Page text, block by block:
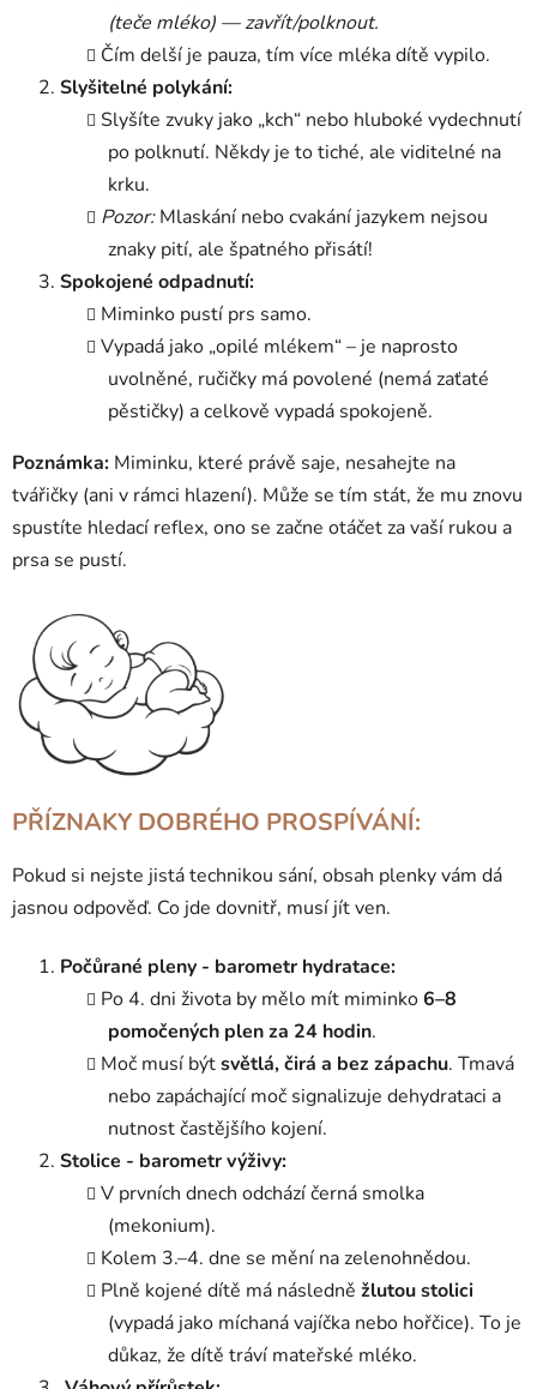
(teče mléko) — zavřít/polknout.
Čím delší je pauza, tím více mléka dítě vypilo.
Slyšitelné polykání:
Slyšíte zvuky jako „kch“ nebo hluboké vydechnutí
po polknutí. Někdy je to tiché, ale viditelné na
krku.
Pozor:Mlaskání nebo cvakání jazykem nejsou
znaky pití, ale špatného přisátí!
Spokojené odpadnutí:
Miminko pustí prs samo.
Vypadá jako „opilé mlékem“ – je naprosto
uvolněné, ručičky má povolené (nemá zaťaté
pěstičky) a celkově vypadá spokojeně.
Poznámka: Miminku, které právě saje, nesahejte na
tvářičky (ani v rámci hlazení). Může se tím stát, že mu znovu
spustíte hledací reflex, ono se začne otáčet za vaší rukou a
prsa se pustí.
PŘÍZNAKY DOBRÉHO PROSPÍVÁNÍ:
Pokud si nejste jistá technikou sání, obsah plenky vám dá
jasnou odpověď. Co jde dovnitř, musí jít ven.
Počůrané pleny - barometr hydratace:
Po 4. dni života by mělo mít miminko6–8
pomočených plen za 24 hodin.
Moč musí býtsvětlá, čirá a bez zápachu. Tmavá
nebo zapáchající moč signalizuje dehydrataci a
nutnost častějšího kojení.
Stolice - barometr výživy:
V prvních dnech odchází černá smolka
(mekonium).
Kolem 3.–4. dne se mění na zelenohnědou.
Plně kojené dítě má následně žlutou stolici
(vypadá jako míchaná vajíčka nebo hořčice). To je
důkaz, že dítě tráví mateřské mléko.